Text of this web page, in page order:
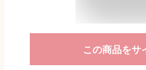
この商品をサ